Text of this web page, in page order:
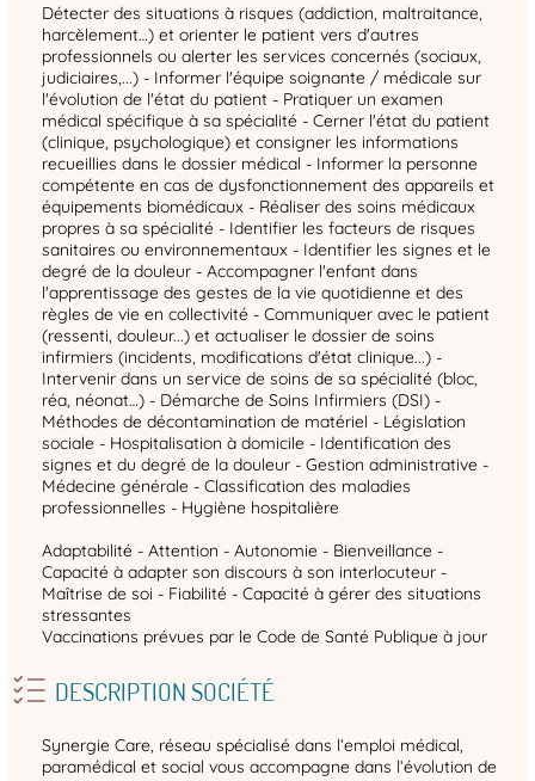
Détecter des situations à risques (addiction, maltraitance,
harcèlement…) et orienter le patient vers d'autres
professionnels ou alerter les services concernés (sociaux,
judiciaires,...) - Informer l'équipe soignante / médicale sur
l'évolution de l'état du patient - Pratiquer un examen
médical spécifique à sa spécialité - Cerner l'état du patient
(clinique, psychologique) et consigner les informations
recueillies dans le dossier médical - Informer la personne
compétente en cas de dysfonctionnement des appareils et
équipements biomédicaux - Réaliser des soins médicaux
propres à sa spécialité - Identifier les facteurs de risques
sanitaires ou environnementaux - Identifier les signes et le
degré de la douleur - Accompagner l'enfant dans
l'apprentissage des gestes de la vie quotidienne et des
règles de vie en collectivité - Communiquer avec le patient
(ressenti, douleur...) et actualiser le dossier de soins
infirmiers (incidents, modifications d'état clinique...) -
Intervenir dans un service de soins de sa spécialité (bloc,
réa, néonat…) - Démarche de Soins Infirmiers (DSI) -
Méthodes de décontamination de matériel - Législation
sociale - Hospitalisation à domicile - Identification des
signes et du degré de la douleur - Gestion administrative -
Médecine générale - Classification des maladies
professionnelles - Hygiène hospitalière
Adaptabilité - Attention - Autonomie - Bienveillance -
Capacité à adapter son discours à son interlocuteur -
Maîtrise de soi - Fiabilité - Capacité à gérer des situations
stressantes
Vaccinations prévues par le Code de Santé Publique à jour
DESCRIPTION SOCIÉTÉ
Synergie Care, réseau spécialisé dans l’emploi médical,
paramédical et social vous accompagne dans l’évolution de